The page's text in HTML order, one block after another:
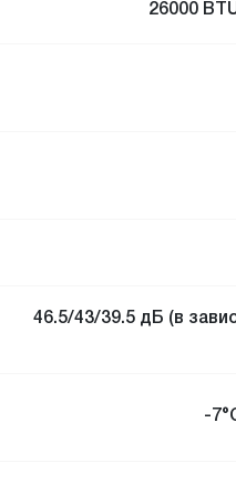
26000
46.5/43/39.5 дБ (в
-